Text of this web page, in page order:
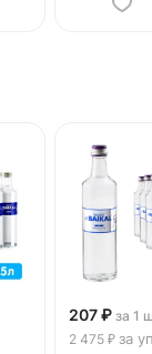
207 ₽ за 1
2 475 ₽ за